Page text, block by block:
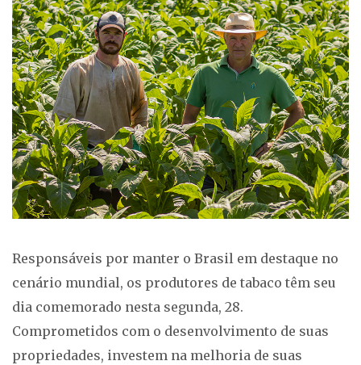
Responsáveis por manter o Brasil em destaque no
cenário mundial, os produtores de tabaco têm seu
dia comemorado nesta segunda, 28.
Comprometidos com o desenvolvimento de suas
propriedades, investem na melhoria de suas